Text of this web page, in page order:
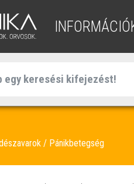
Pánikbetegség